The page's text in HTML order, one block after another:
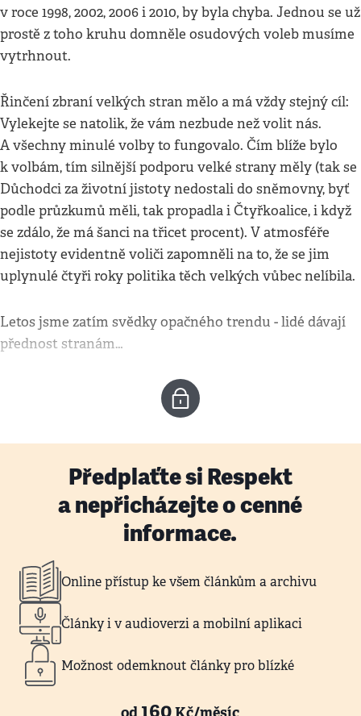
v roce 1998, 2002, 2006 i 2010, by byla chyba. Jednou se už
prostě z toho kruhu domněle osudových voleb musíme
vytrhnout.
Řinčení zbraní velkých stran mělo a má vždy stejný cíl:
Vylekejte se natolik, že vám nezbude než volit nás.
A všechny minulé volby to fungovalo. Čím blíže bylo
k volbám, tím silnější podporu velké strany měly (tak se
Důchodci za životní jistoty nedostali do sněmovny, byť
podle průzkumů měli, tak propadla i Čtyřkoalice, i když
se zdálo, že má šanci na třicet procent). V atmosféře
nejistoty evidentně voliči zapomněli na to, že se jim
uplynulé čtyři roky politika těch velkých vůbec nelíbila.
Letos jsme zatím svědky opačného trendu - lidé dávají
přednost stranám…
Předplaťte si Respekt
a nepřicházejte o cenné
informace.
Online přístup ke všem článkům a archivu
Články i v audioverzi a mobilní aplikaci
Možnost odemknout články pro blízké
160